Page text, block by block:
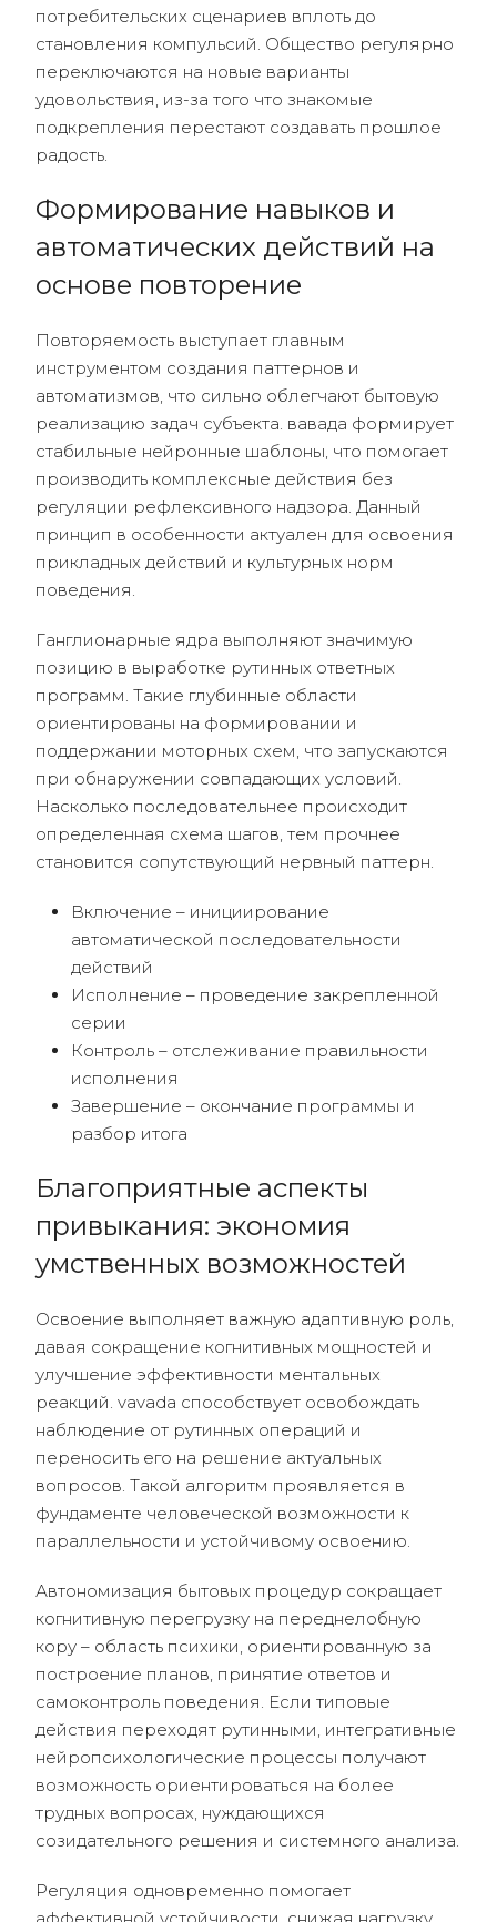
потребительских сценариев вплоть до
становления компульсий. Общество регулярно
переключаются на новые варианты
удовольствия, из-за того что знакомые
подкрепления перестают создавать прошлое
радость.
Формирование навыков и
автоматических действий на
основе повторение
Повторяемость выступает главным
инструментом создания паттернов и
автоматизмов, что сильно облегчают бытовую
реализацию задач субъекта. вавада формирует
стабильные нейронные шаблоны, что помогает
производить комплексные действия без
регуляции рефлексивного надзора. Данный
принцип в особенности актуален для освоения
прикладных действий и культурных норм
поведения.
Ганглионарные ядра выполняют значимую
позицию в выработке рутинных ответных
программ. Такие глубинные области
ориентированы на формировании и
поддержании моторных схем, что запускаются
при обнаружении совпадающих условий.
Насколько последовательнее происходит
определенная схема шагов, тем прочнее
становится сопутствующий нервный паттерн.
Включение – инициирование
автоматической последовательности
действий
Исполнение – проведение закрепленной
серии
Контроль – отслеживание правильности
исполнения
Завершение – окончание программы и
разбор итога
Благоприятные аспекты
привыкания: экономия
умственных возможностей
Освоение выполняет важную адаптивную роль,
давая сокращение когнитивных мощностей и
улучшение эффективности ментальных
реакций. vavada способствует освобождать
наблюдение от рутинных операций и
переносить его на решение актуальных
вопросов. Такой алгоритм проявляется в
фундаменте человеческой возможности к
параллельности и устойчивому освоению.
Автономизация бытовых процедур сокращает
когнитивную перегрузку на переднелобную
кору – область психики, ориентированную за
построение планов, принятие ответов и
самоконтроль поведения. Если типовые
действия переходят рутинными, интегративные
нейропсихологические процессы получают
возможность ориентироваться на более
трудных вопросах, нуждающихся
созидательного решения и системного анализа.
Регуляция одновременно помогает